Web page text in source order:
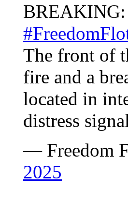
BREAKING:
The front of
fire and a
located in
distress
— Freedom
2025